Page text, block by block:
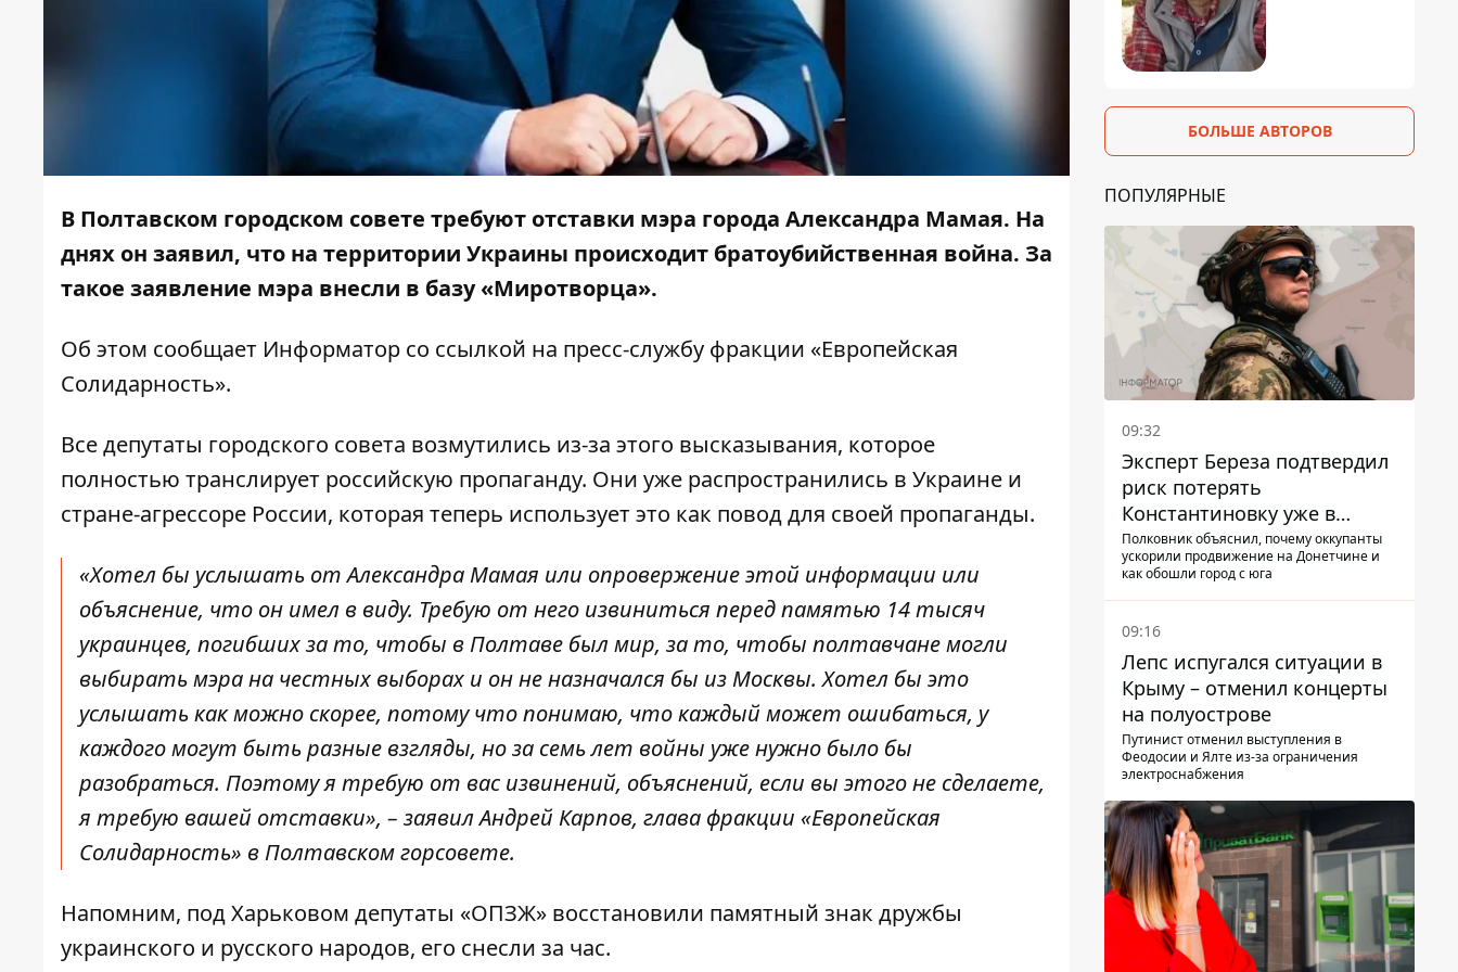
В Полтавском городском совете требуют отставки мэра города Александра Мамая. На
днях он заявил, что на территории Украины происходит братоубийственная война. За
такое заявление мэра внесли в базу «Миротворца».
Об этом сообщает Информатор со ссылкой на пресс-службу фракции «Европейская
Солидарность».
Все депутаты городского совета возмутились из-за этого высказывания, которое
полностью транслирует российскую пропаганду. Они уже распространились в Украине и
стране-агрессоре России, которая теперь использует это как повод для своей пропаганды.
«Хотел бы услышать от Александра Мамая или опровержение этой информации или
объяснение, что он имел в виду. Требую от него извиниться перед памятью 14 тысяч
украинцев, погибших за то, чтобы в Полтаве был мир, за то, чтобы полтавчане могли
выбирать мэра на честных выборах и он не назначался бы из Москвы. Хотел бы это
услышать как можно скорее, потому что понимаю, что каждый может ошибаться, у
каждого могут быть разные взгляды, но за семь лет войны уже нужно было бы
разобраться. Поэтому я требую от вас извинений, объяснений, если вы этого не сделаете,
я требую вашей отставки», – заявил Андрей Карпов, глава фракции «Европейская
Солидарность» в Полтавском горсовете.
Напомним, под Харьковом депутаты «ОПЗЖ» восстановили памятный знак дружбы
украинского и русского народов, его снесли за час.
БОЛЬШЕ АВТОРОВ
ПОПУЛЯРНЫЕ
09:32
Эксперт Береза ​​подтвердил
риск потерять
Константиновку уже в
ближайшие месяцы
Полковник объяснил, почему оккупанты
ускорили продвижение на Донетчине и
как обошли город с юга
09:16
Лепс испугался ситуации в
Крыму – отменил концерты
на полуострове
Путинист отменил выступления в
Феодосии и Ялте из-за ограничения
электроснабжения